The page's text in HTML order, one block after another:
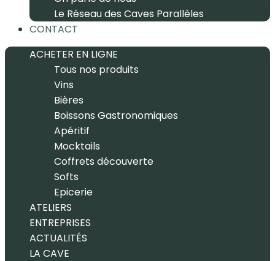
Le Réseau des Caves Parallèles
CONTACT
ACHETER EN LIGNE
Tous nos produits
Vins
Bières
Boissons Gastronomiques
Apéritif
Mocktails
Coffrets découverte
Softs
Epicerie
ATELIERS
ENTREPRISES
ACTUALITÉS
LA CAVE